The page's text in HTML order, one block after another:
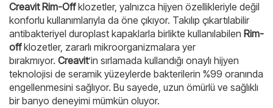
Creavit Rim-Offklozetler, yalnızca hijyen özellikleriyle değil
konforlu kullanımlarıyla da öne çıkıyor. Takılıp çıkartılabilir
antibakteriyel duroplast kapaklarla birlikte kullanılabilen Rim-
offklozetler, zararlı mikroorganizmalara yer
bırakmıyor. Creavit’in sırlamada kullandığı onaylı hijyen
teknolojisi de seramik yüzeylerde bakterilerin %99 oranında
engellenmesini sağlıyor. Bu sayede, uzun ömürlü ve sağlıklı
bir banyo deneyimi mümkün oluyor.